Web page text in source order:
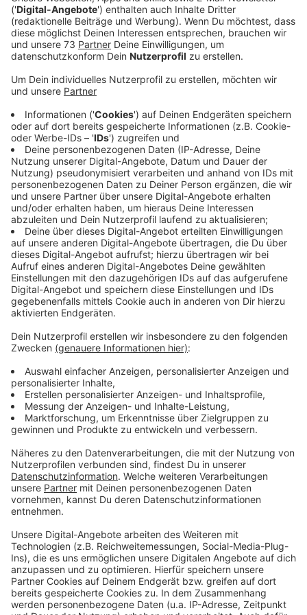
Anzeige
Anzeige
Im Kern geht es darum, dass eine angrenzende
Obstwiese zum Teil für einen Parkplatz weichen soll.
Das stört die Naturschützer vor Ort. Sie wollen, dass
die Parkfläche insgesamt etwas kleiner ausfällt und
die Obstwiese so verschont bleibt. Das teilte die
Bocholter Soziale Liste als Unterstützer der
Forderung mit.
Anzeige
Mögliche rechtliche Schritte
Anzeige
Was passiert, wenn der Kreisumweltausschuss am 10.
März 2025 und der Kreisausschuss am 13. März 2025
sich gegen die Obstwiese entscheiden? Dann könnte
es sehr gut sein, dass der Bocholter NABU gegen die
Entscheidung vorgeht und zwar rechtlich mit einer
Klage. Die Soziale Liste Bocholt sagt, dadurch könnte
sich der Bau vom Edeka-Markt in Lowick um Jahre in
die Länge ziehen. Ob es soweit kommt, bleibt aber
abzuwarten.
Anzeige